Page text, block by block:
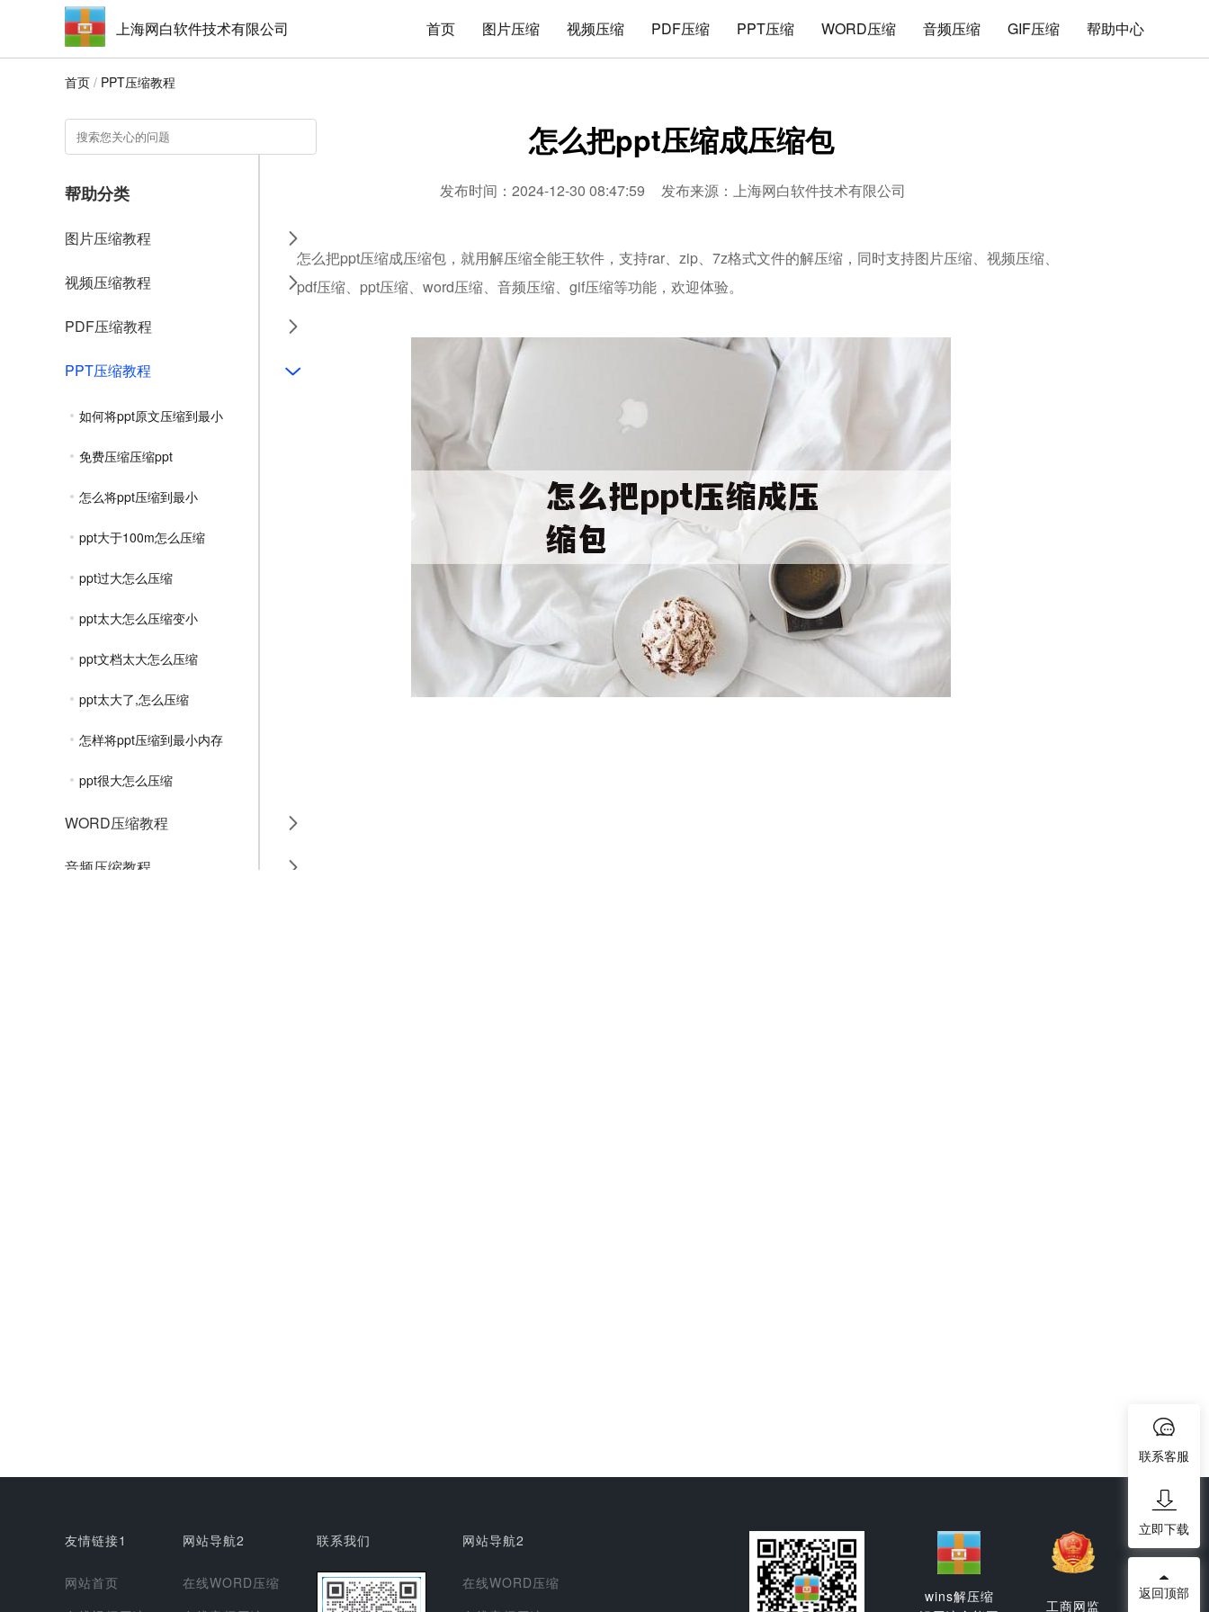
上海网白软件技术有限公司 首页 图片压缩 视频压缩 PDF压缩 PPT压缩 WORD压缩 音频压缩 GIF压缩 帮助中心
首页 / PPT压缩教程
帮助分类
图片压缩教程
视频压缩教程
PDF压缩教程
PPT压缩教程
如何将ppt原文压缩到最小
免费压缩压缩ppt
怎么将ppt压缩到最小
ppt大于100m怎么压缩
ppt过大怎么压缩
ppt太大怎么压缩变小
ppt文档太大怎么压缩
ppt太大了,怎么压缩
怎样将ppt压缩到最小内存
ppt很大怎么压缩
WORD压缩教程
音频压缩教程
怎么把ppt压缩成压缩包
发布时间：2024-12-30 08:47:59 发布来源：上海网白软件技术有限公司
怎么把ppt压缩成压缩包，就用解压缩全能王软件，支持rar、zip、7z格式文件的解压缩，同时支持图片压缩、视频压缩、
pdf压缩、ppt压缩、word压缩、音频压缩、gif压缩等功能，欢迎体验。
友情链接1
网站首页
网站导航2
在线WORD压缩
联系我们 网站导航2
在线WORD压缩
wins解压缩
工商网监
联系客服
立即下载
返回顶部